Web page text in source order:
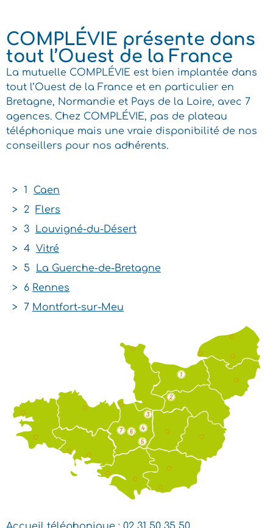
COMPLÉVIE présente dans
tout l’Ouest de la France
La mutuelle COMPLÉVIE est bien implantée dans
tout l’Ouest de la France et en particulier en
Bretagne, Normandie et Pays de la Loire, avec 7
agences. Chez COMPLÉVIE, pas de plateau
téléphonique mais une vraie disponibilité de nos
conseillers pour nos adhérents.
> 1 Caen
> 2 Flers
> 3 Louvigné-du-Désert
> 4 Vitré
> 5 La Guerche-de-Bretagne
> 6 Rennes
> 7 Montfort-sur-Meu